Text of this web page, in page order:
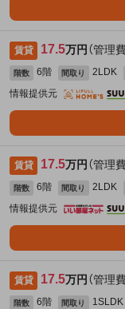
賃貸 17.5万円 （管理
階数 6階 間取り 2LDK
情報提供元
賃貸 17.5万円 （管理
階数 6階 間取り 2LDK
情報提供元
賃貸 17.5万円 （管理
階数 6階 間取り 1SLDK